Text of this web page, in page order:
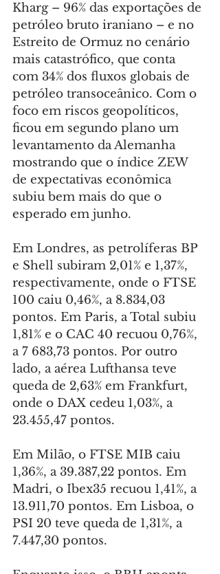
Kharg – 96% das exportações de
petróleo bruto iraniano – e no
Estreito de Ormuz no cenário
mais catastrófico, que conta
com 34% dos fluxos globais de
petróleo transoceânico. Com o
foco em riscos geopolíticos,
ficou em segundo plano um
levantamento da Alemanha
mostrando que o índice ZEW
de expectativas econômica
subiu bem mais do que o
esperado em junho.
Em Londres, as petrolíferas BP
e Shell subiram 2,01% e 1,37%,
respectivamente, onde o FTSE
100 caiu 0,46%, a 8.834,03
pontos. Em Paris, a Total subiu
1,81% e o CAC 40 recuou 0,76%,
a 7 683,73 pontos. Por outro
lado, a aérea Lufthansa teve
queda de 2,63% em Frankfurt,
onde o DAX cedeu 1,03%, a
23.455,47 pontos.
Em Milão, o FTSE MIB caiu
1,36%, a 39.387,22 pontos. Em
Madri, o Ibex35 recuou 1,41%, a
13.911,70 pontos. Em Lisboa, o
PSI 20 teve queda de 1,31%, a
7.447,30 pontos.